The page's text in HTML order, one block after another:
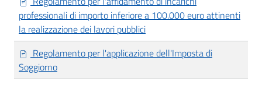
professionali di importo inferiore a 100.000 euro attinenti
la realizzazione dei lavori pubblici
Regolamento per l'applicazione dell'Imposta di
Soggiorno